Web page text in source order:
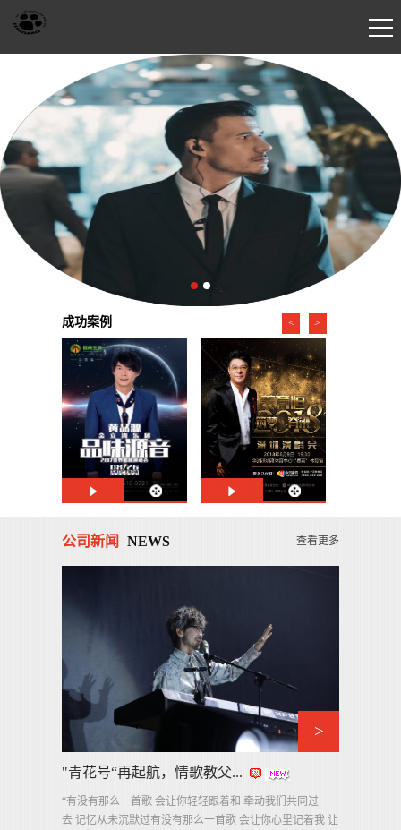
成功案例 < >
公司新闻 NEWS 查看更多
>
"青花号“再起航，情歌教父...
“有没有那么一首歌 会让你轻轻跟着和 牵动我们共同过
去 记忆从未沉默过有没有那么一首歌 会让你心里记着我 让